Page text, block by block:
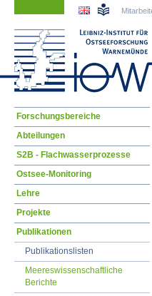
Navigation
überspringen
Forschungsbereiche
Abteilungen
S2B - Flachwasserprozesse
Ostsee-Monitoring
Lehre
Projekte
Publikationen
Publikationslisten
Meereswissenschaftliche
Berichte